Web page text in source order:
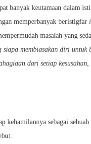
banyak keutamaan dalam
memperbanyak beristigfar
masalah yang
siapa membiasakan diri
dari setiap
kehamilannya sebagai